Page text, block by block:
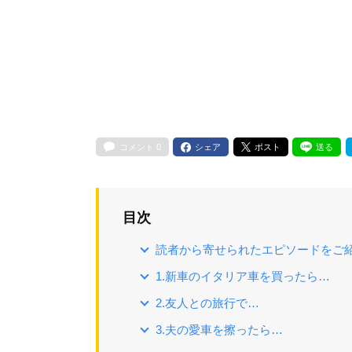
コメント 0 シェア ポスト 送る
目次
読者から寄せられたエピソードをご
1.新車のイタリア車を買ったら…
2.友人との旅行で…
3.夫の愛車を擦ったら…